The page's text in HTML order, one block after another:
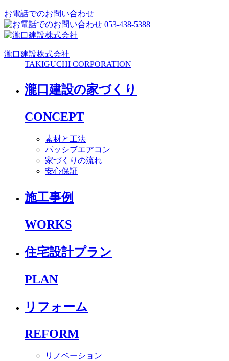
お電話でのお問い合わせ
053-438-5388
瀧口建設株式会社
TAKIGUCHI CORPORATION
瀧口建設の家づくり
CONCEPT
素材と工法
パッシブエアコン
家づくりの流れ
安心保証
施工事例
WORKS
住宅設計プラン
PLAN
リフォーム
REFORM
リノベーション